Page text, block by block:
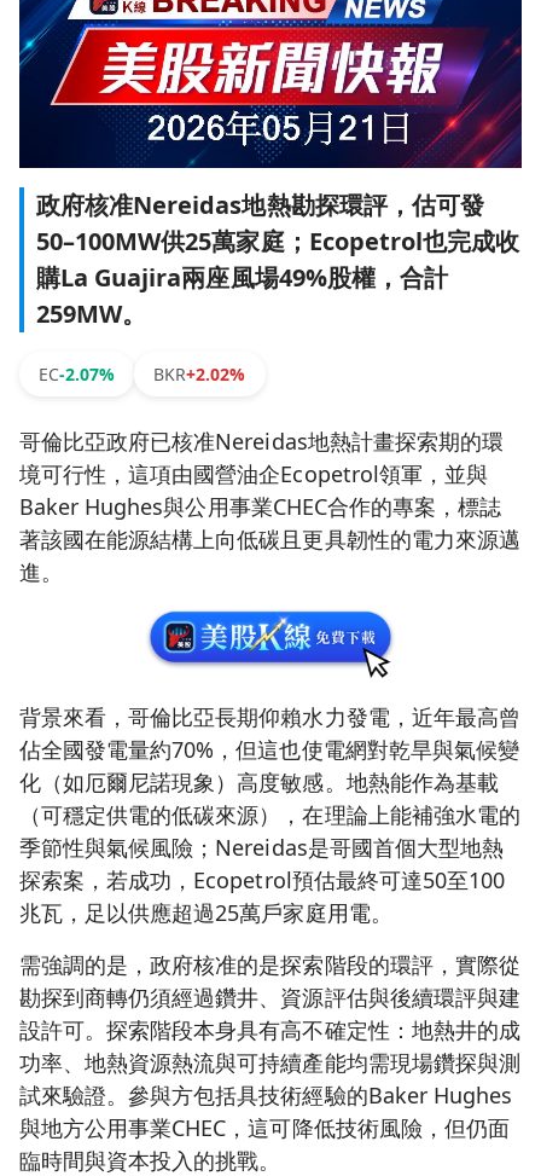
政府核准Nereidas地熱勘探環評，估可發
50–100MW供25萬家庭；Ecopetrol也完成收
購La Guajira兩座風場49%股權，合計
259MW。
EC-2.07% BKR+2.02%
哥倫比亞政府已核准Nereidas地熱計畫探索期的環
境可行性，這項由國營油企Ecopetrol領軍，並與
Baker Hughes與公用事業CHEC合作的專案，標誌
著該國在能源結構上向低碳且更具韌性的電力來源邁
進。
背景來看，哥倫比亞長期仰賴水力發電，近年最高曾
佔全國發電量約70%，但這也使電網對乾旱與氣候變
化（如厄爾尼諾現象）高度敏感。地熱能作為基載
（可穩定供電的低碳來源），在理論上能補強水電的
季節性與氣候風險；Nereidas是哥國首個大型地熱
探索案，若成功，Ecopetrol預估最終可達50至100
兆瓦，足以供應超過25萬戶家庭用電。
需強調的是，政府核准的是探索階段的環評，實際從
勘探到商轉仍須經過鑽井、資源評估與後續環評與建
設許可。探索階段本身具有高不確定性：地熱井的成
功率、地熱資源熱流與可持續產能均需現場鑽探與測
試來驗證。參與方包括具技術經驗的Baker Hughes
與地方公用事業CHEC，這可降低技術風險，但仍面
臨時間與資本投入的挑戰。